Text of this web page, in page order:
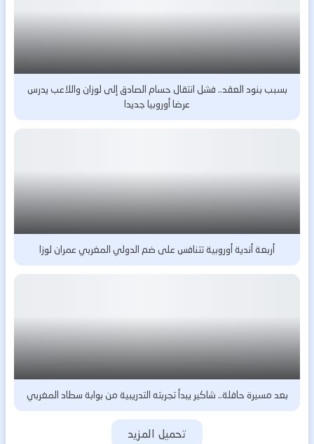
بسبب بنود العقد.. فشل انتقال حسام الصادق إلى لوزان واللاعب يدرس
عرضا أوروبيا جديدا
أربعة أندية أوروبية تتنافس على ضم الدولي المغربي عمران لوزا
بعد مسيرة حافلة.. شاكير يبدأ تجربته التدريبية من بوابة سطاد المغربي
تحميل المزيد